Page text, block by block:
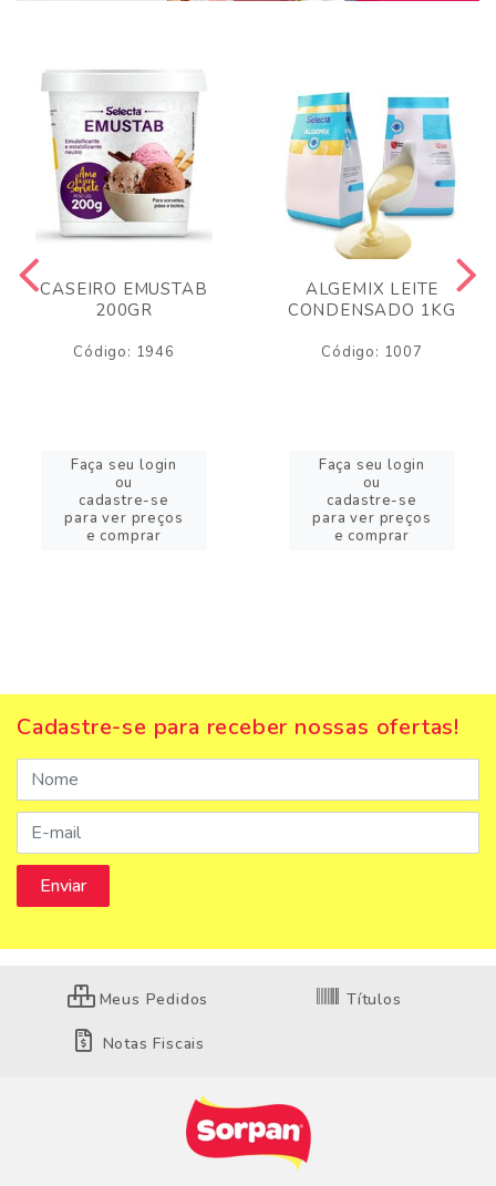
CASEIRO EMUSTAB
200GR
Código: 1946
Faça seu login
ou
cadastre-se
para ver preços
e comprar
ALGEMIX LEITE
CONDENSADO 1KG
Código: 1007
Faça seu login
ou
cadastre-se
para ver preços
e comprar
Cadastre-se para receber nossas ofertas!
Meus Pedidos Títulos
Notas Fiscais